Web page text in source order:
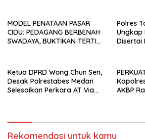
MODEL PENATAAN PASAR
CIDU: PEDAGANG BERBENAH
SWADAYA, BUKTIKAN TERTIB
Polres
Ungkap
Disertai
Ketua DPRD Wong Chun Sen,
Desak Polrestabes Medan
Selesaikan Perkara AT Via
AKBP
Rekomendasi untuk kamu